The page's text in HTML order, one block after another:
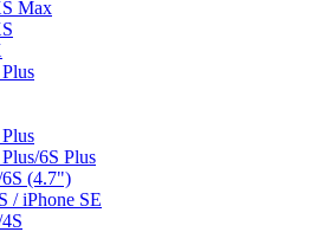
Max
6S Plus
(4.7")
/ iPhone SE